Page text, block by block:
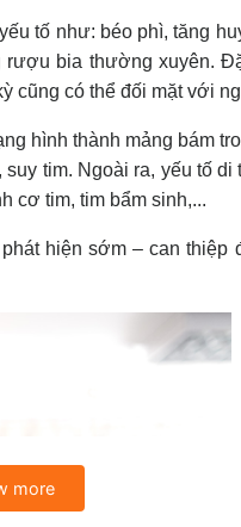
tố như: béo phì, tăng
rượu bia thường xuyên.
cũng có thể đối mặt với
hình thành mảng bám
tim. Ngoài ra, yếu tố
cơ tim, tim bẩm sinh,...
hiện sớm – can thiệp
more